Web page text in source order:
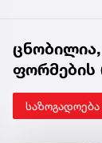
ფორმების
საზოგადოება